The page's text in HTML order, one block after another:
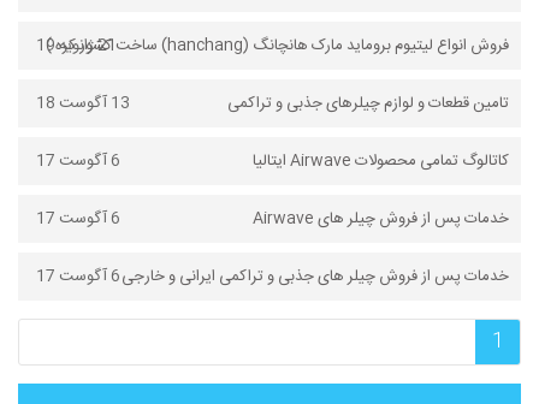
فروش انواع لیتیوم بروماید مارک هانچانگ (hanchang) ساخت کشور کره ) 21 ژانویه 19
تامین قطعات و لوازم چیلرهای جذبی و تراکمی 13 آگوست 18
کاتالوگ تمامی محصولات Airwave ایتالیا 6 آگوست 17
خدمات پس از فروش چیلر های Airwave 6 آگوست 17
خدمات پس از فروش چیلر های جذبی و تراکمی ایرانی و خارجی6 آگوست 17
1